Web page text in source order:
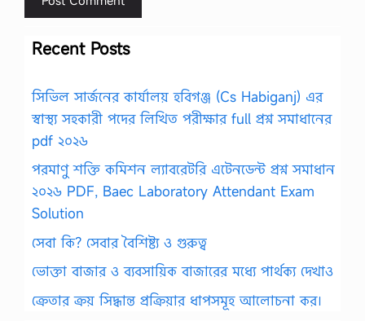
Recent Posts
সিভিল সার্জনের কার্যালয় হবিগঞ্জ (Cs Habiganj) এর
স্বাস্থ্য সহকারী পদের লিখিত পরীক্ষার full প্রশ্ন সমাধানের
pdf ২০২৬
পরমাণু শক্তি কমিশন ল্যাবরেটরি এটেনডেন্ট প্রশ্ন সমাধান
২০২৬ PDF, Baec Laboratory Attendant Exam
Solution
সেবা কি? সেবার বৈশিষ্ট্য ও গুরুত্ব
ভোক্তা বাজার ও ব্যবসায়িক বাজারের মধ্যে পার্থক্য দেখাও
ক্রেতার ক্রয় সিদ্ধান্ত প্রক্রিয়ার ধাপসমূহ আলোচনা কর।